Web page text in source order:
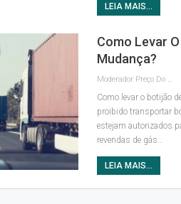
LEIA MAIS...
Como Levar
Mudança?
Como levar o botijão
proibido transportar
estejam autorizados
revendas de gás
LEIA MAIS...